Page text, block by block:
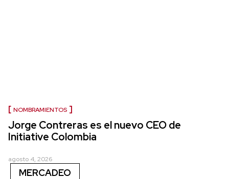
NOMBRAMIENTOS
Jorge Contreras es el nuevo CEO de
Initiative Colombia
agosto 4, 2026
MERCADEO